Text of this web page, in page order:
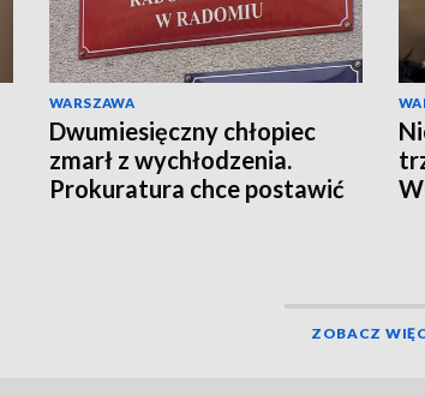
WARSZAWA
Dwumiesięczny chłopiec
zmarł z wychłodzenia.
Prokuratura chce postawić
ZOBACZ